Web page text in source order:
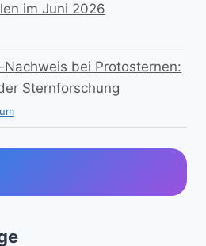
im Juni 2026
bei Protosternen:
Sternforschung